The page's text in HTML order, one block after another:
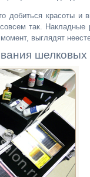
добиться красоты
так. Накладные
выглядят
шелковых